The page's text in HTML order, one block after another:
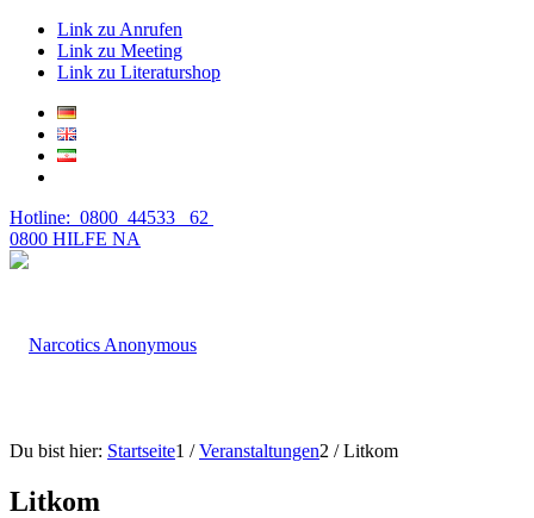
Link zu Anrufen
Link zu Meeting
Link zu Literaturshop
Hotline: 0800 44533 62
0800 HILFE NA
Du bist hier: Startseite1 / Veranstaltungen2 / Litkom
Litkom